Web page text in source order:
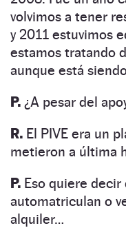
volvimos a tener
y 2011 estuvimos
estamos tratando
aunque está
P. ¿A pesar del
R. El PIVE era un
metieron a última
P. Eso quiere
automatriculan o
alquiler…